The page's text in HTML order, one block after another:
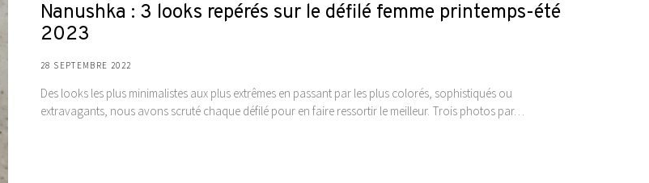
Nanushka : 3 looks repérés sur le défilé femme printemps-été
2023
28 SEPTEMBRE 2022
Des looks les plus minimalistes aux plus extrêmes en passant par les plus colorés, sophistiqués ou
extravagants, nous avons scruté chaque défilé pour en faire ressortir le meilleur. Trois photos par…